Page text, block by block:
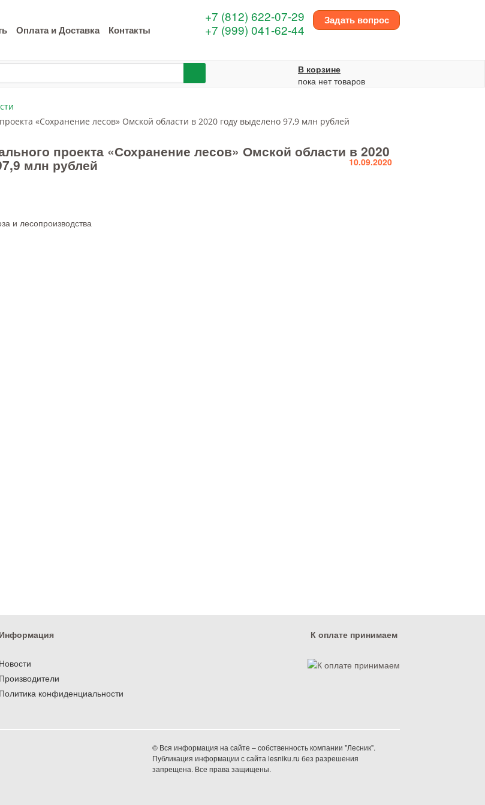
Оплата и Доставка Контакты
Задать вопрос
+7 (812) 622-07-29
+7 (999) 041-62-44
В корзине
пока нет товаров
«Сохранение лесов» Омской области в 2020 году выделено 97,9 млн рублей
проекта «Сохранение лесов» Омской области в 2020
млн рублей 10.09.2020
и лесопроизводства
Информация
Новости
Производители
Политика конфиденциальности
К оплате принимаем
© Вся информация на сайте – собственность компании "Лесник".
Публикация информации с сайта lesniku.ru без разрешения
запрещена. Все права защищены.